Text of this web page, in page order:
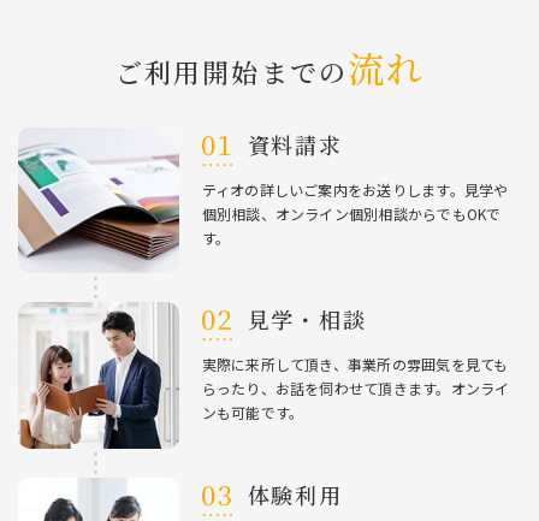
ご利⽤開始までの流れ
資料請求
ティオの詳しいご案内をお送りします。⾒学や
個別相談、オンライン個別相談からでもOKで
す。
⾒学・相談
実際に来所して頂き、事業所の雰囲気を⾒ても
らったり、お話を伺わせて頂きます。オンライ
ンも可能です。
体験利⽤